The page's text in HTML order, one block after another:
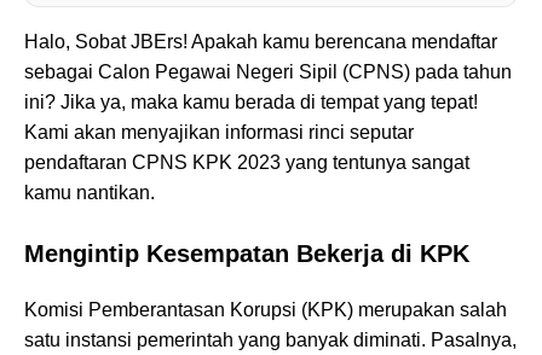
Halo, Sobat JBErs! Apakah kamu berencana mendaftar
sebagai Calon Pegawai Negeri Sipil (CPNS) pada tahun
ini? Jika ya, maka kamu berada di tempat yang tepat!
Kami akan menyajikan informasi rinci seputar
pendaftaran CPNS KPK 2023 yang tentunya sangat
kamu nantikan.
Mengintip Kesempatan Bekerja di KPK
Komisi Pemberantasan Korupsi (KPK) merupakan salah
satu instansi pemerintah yang banyak diminati. Pasalnya,